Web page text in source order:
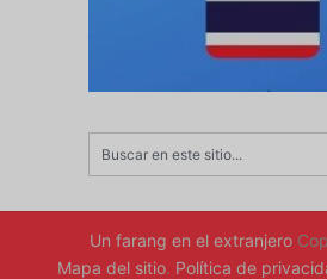
Un farang en el extranjero
Mapa del sitio. Política de